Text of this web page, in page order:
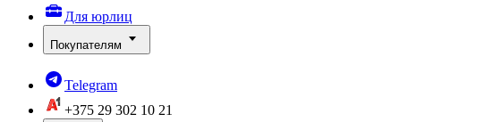
Для юрлиц
Покупателям
Telegram
+375 29 302 10 21